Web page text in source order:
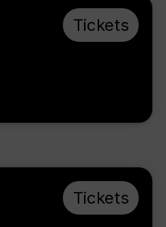
Tickets
Tickets